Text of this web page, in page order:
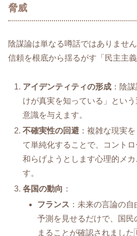
脅威
陰謀論は単なる噂話ではありませ
信頼を根底から揺るがす「民主主義
アイデンティティの形成 ：陰
けが真実を知っている」とい
意識を与えます。
不確実性の回避 ：複雑な現実
て単純化することで、コント
和らげようとします心理的メ
す。
各国の動向 ：
フランス ：未来の言論の
予測を見せるだけで、国民
まることが確認されまし